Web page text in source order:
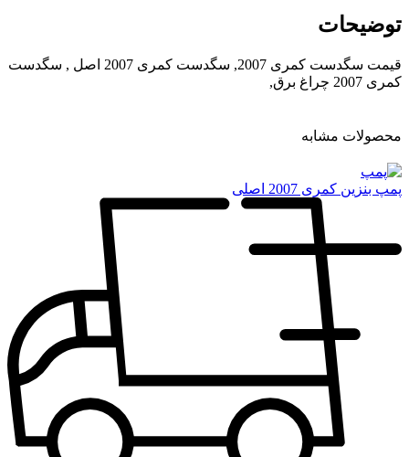
توضیحات
قیمت سگدست کمری 2007, سگدست کمری 2007 اصل , سگدست
کمری 2007 چراغ برق,
محصولات مشابه
پمپ بنزین کمری 2007 اصلی